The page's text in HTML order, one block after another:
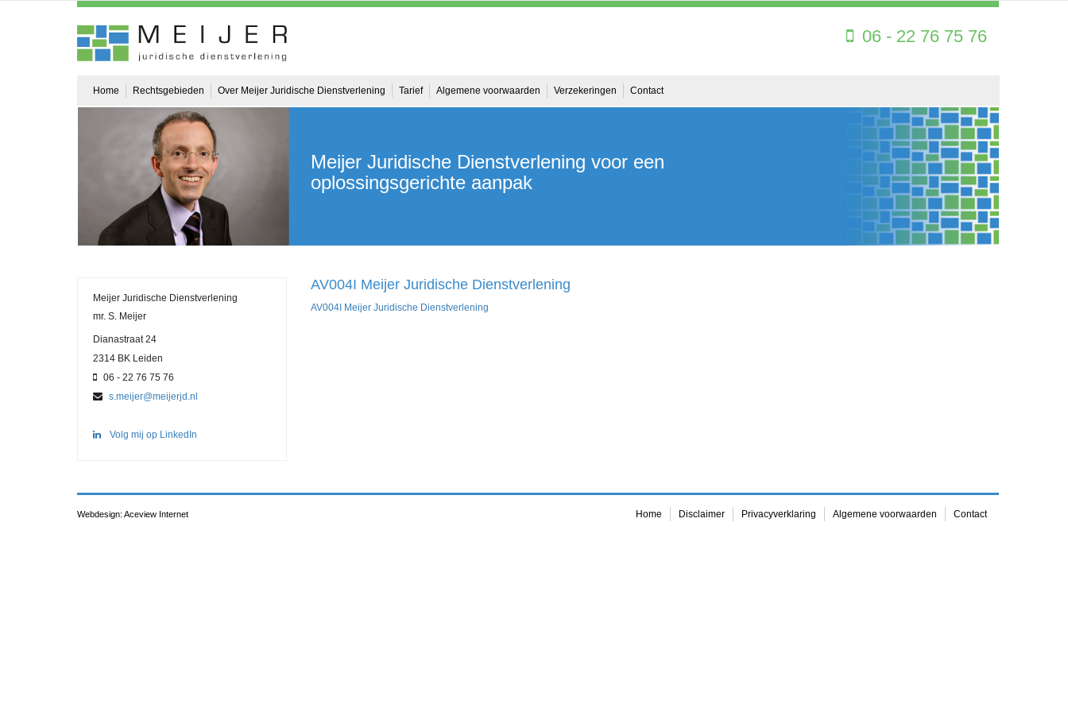
06 - 22 76 75 76
Home Rechtsgebieden Over Meijer Juridische Dienstverlening Tarief Algemene voorwaarden Verzekeringen Contact
Meijer Juridische Dienstverlening voor een
oplossingsgerichte aanpak
AV004I Meijer Juridische Dienstverlening
AV004I Meijer Juridische Dienstverlening
Meijer Juridische Dienstverlening
mr. S. Meijer
Dianastraat 24
2314 BK Leiden
06 - 22 76 75 76
s.meijer@meijerjd.nl
Volg mij op LinkedIn
Home Disclaimer Privacyverklaring Algemene voorwaarden Contact
Webdesign: Aceview Internet